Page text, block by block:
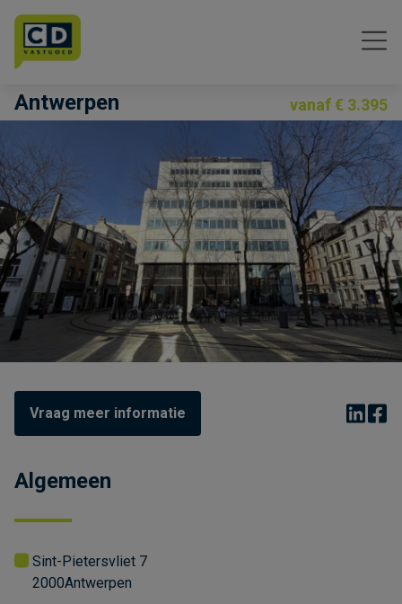
Menu overslaan en naar de inhoud gaan
Antwerpen vanaf € 3.395
Previous
Vraag meer informatie
Algemeen
Antwerpen
2000
Sint-Pietersvliet 7